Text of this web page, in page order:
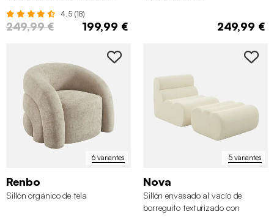
4.5 (18)
249,99 € 199,99 € 249,99 €
6 variantes
Renbo
Sillón orgánico de tela
5 variantes
Nova
Sillón envasado al vacío de
borreguito texturizado con